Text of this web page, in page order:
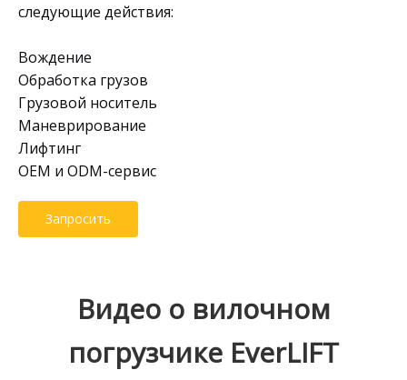
следующие действия:
Вождение
Обработка грузов
Грузовой носитель
Маневрирование
Лифтинг
OEM и ODM-сервис
Запросить
Видео о вилочном
погрузчике EverLIFT